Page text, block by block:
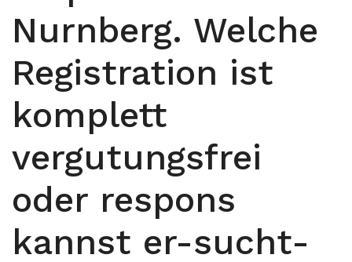
Nurnberg. Welche
Registration ist
komplett
vergutungsfrei
oder respons
kannst er-sucht-